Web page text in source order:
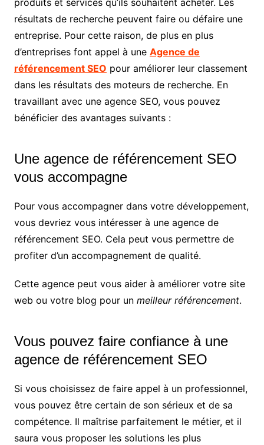
produits et services qu’ils souhaitent acheter. Les
résultats de recherche peuvent faire ou défaire une
entreprise. Pour cette raison, de plus en plus
d’entreprises font appel à une Agence de
référencement SEO pour améliorer leur classement
dans les résultats des moteurs de recherche. En
travaillant avec une agence SEO, vous pouvez
bénéficier des avantages suivants :
Une agence de référencement SEO
vous accompagne
Pour vous accompagner dans votre développement,
vous devriez vous intéresser à une agence de
référencement SEO. Cela peut vous permettre de
profiter d’un accompagnement de qualité.
Cette agence peut vous aider à améliorer votre site
web ou votre blog pour un meilleur référencement.
Vous pouvez faire confiance à une
agence de référencement SEO
Si vous choisissez de faire appel à un professionnel,
vous pouvez être certain de son sérieux et de sa
compétence. Il maîtrise parfaitement le métier, et il
saura vous proposer les solutions les plus